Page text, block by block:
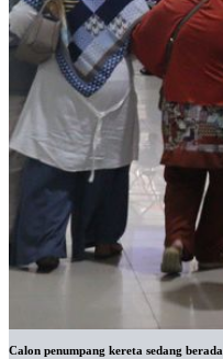
Calon penumpang kereta sedang